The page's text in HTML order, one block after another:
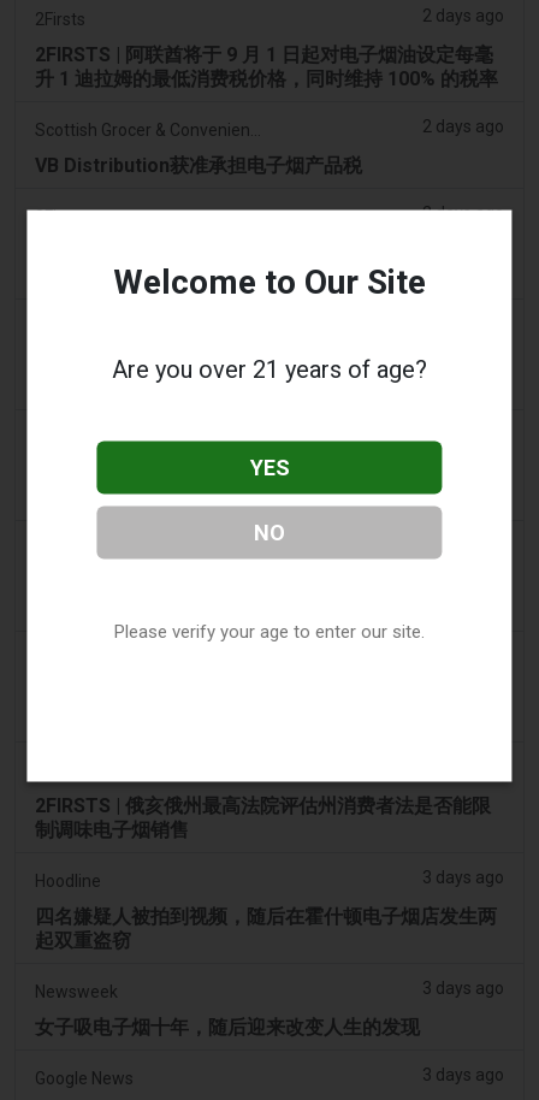
2Firsts 2 days ago
2FIRSTS | 阿联酋将于 9 月 1 日起对电子烟油设定每毫
升 1 迪拉姆的最低消费税价格，同时维持 100% 的税率
2 days ago
VB Distribution获准承担电子烟产品税
2Firsts 2 days ago
销量下降 14%
电子烟税在九个月内筹集了2200万欧元后，政府正考虑
Tico Times
哥斯达黎加新的电子烟法规原定今日生效，但并未生
2FIRSTS | 俄亥俄州最高法院评估州消费者法是否能限
制调味电子烟销售
Hoodline 3 days ago
四名嫌疑人被拍到视频，随后在霍什顿电子烟店发生两
起双重盗窃
Newsweek 3 days ago
女子吸电子烟十年，随后迎来改变人生的发现
Google News 3 days ago
Welcome to Our Site
Are you over 21 years of age?
YES
NO
Please verify your age to enter our site.